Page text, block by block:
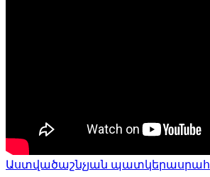
Աստվածաշնչյան պատկերասրահ